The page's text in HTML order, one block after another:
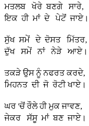
ਮਤਲਬ ਖੋਰੇ ਬਣਗੇ ਸਾਰੇ,
ਇਕ ਹੀ ਮਾਂ ਦੇ ਪੇਟੋਂ ਜਾਏ।
ਸੁੱਖ ਸਮੇਂ ਦੇ ਦੋਸਤ ਮਿੱਤਰ,
ਦੁੱਖ ਸਮੇਂ ਨਾਂ ਨੇੜੇ ਆਏ।
ਤਕੜੇ ਉਸ ਨੂੰ ਨਫਰਤ ਕਰਦੇ,
ਮਿਹਨਤ ਦੀ ਜੋ ਰੋਟੀ ਖਾਏ।
ਘਰ 'ਚੋਂ ਰੌਲੇ ਹੀ ਮੁਕ ਜਾਵਣ,
ਜੇਕਰ ਸੱਸੂ ਮਾਂ ਬਣ ਜਾਏ।